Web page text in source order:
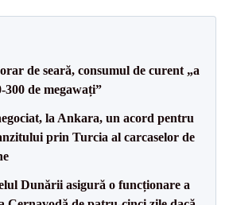
de seară, consumul de curent „a
300 de megawați”
la Ankara, un acord pentru
prin Turcia al carcaselor de
Dunării asigură o funcționare a